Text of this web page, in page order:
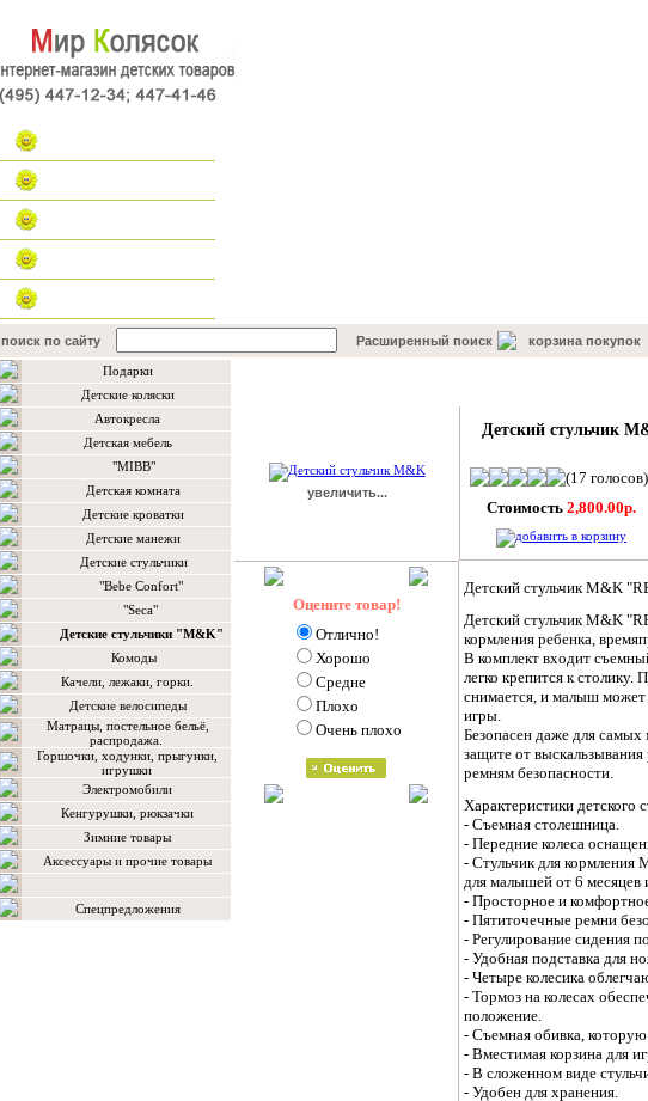
поиск по сайту Расширенный поиск корзина покупок
Подарки
Детские коляски
Автокресла
Детская мебель
"MIBB"
Детская комната
Детские кроватки
Детские манежи
Детские стульчики
"Bebe Confort"
"Seca"
Детские стульчики "M&K"
Комоды
Качели, лежаки, горки.
Детские велосипеды
Матрацы, постельное бельё,
распродажа.
Горшочки, ходунки, прыгунки,
игрушки
Электромобили
Кенгурушки, рюкзачки
Зимние товары
Аксессуары и прочие товары
Спецпредложения
увеличить...
Детский стульчик
(17 голосов)
Стоимость 2,800.00р.
Оцените товар!
Отлично!
Хорошо
Средне
Плохо
Очень плохо
Детский стульчик M&K
Детский стульчик M&K
кормления ребенка,
В комплект входит
легко крепится к столику.
снимается, и малыш
игры.
Безопасен даже для самых
защите от
ремням безопасности.
Характеристики
- Съемная столешница.
- Передние колеса
- Стульчик для кормления
для малышей от 6 месяцев
- Просторное и
- Пятиточечные ремни
- Регулирование сидения
- Удобная подставка для
- Четыре колесика
- Тормоз на колесах
положение.
- Съемная обивка,
- Вместимая корзина для
- В сложенном виде
- Удобен для хранения.